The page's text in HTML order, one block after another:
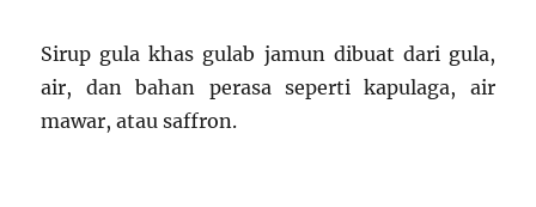
Sirup gula khas gulab jamun dibuat dari gula,
air, dan bahan perasa seperti kapulaga, air
mawar, atau saffron.